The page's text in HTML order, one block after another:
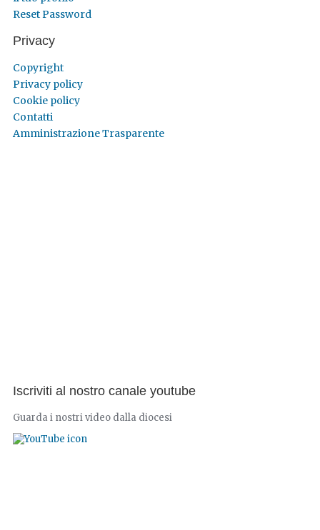
Reset Password
Privacy
Copyright
Privacy policy
Cookie policy
Contatti
Amministrazione Trasparente
Iscriviti al nostro canale youtube
Guarda i nostri video dalla diocesi